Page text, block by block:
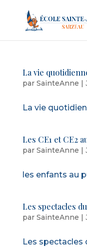
La vie
par SainteAnne |
La vie
Les CE1 et CE2
par SainteAnne |
les enfants au
Les spectacles
par SainteAnne |
Les spectacles